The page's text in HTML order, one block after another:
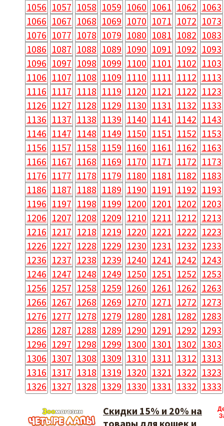
1056 1057 1058 1059 1060 1061 1062 1063
1066 1067 1068 1069 1070 1071 1072 1073
1076 1077 1078 1079 1080 1081 1082 1083
1086 1087 1088 1089 1090 1091 1092 1093
1096 1097 1098 1099 1100 1101 1102 1103
1106 1107 1108 1109 1110 1111 1112 1113
1116 1117 1118 1119 1120 1121 1122 1123
1126 1127 1128 1129 1130 1131 1132 1133
1136 1137 1138 1139 1140 1141 1142 1143
1146 1147 1148 1149 1150 1151 1152 1153
1156 1157 1158 1159 1160 1161 1162 1163
1166 1167 1168 1169 1170 1171 1172 1173
1176 1177 1178 1179 1180 1181 1182 1183
1186 1187 1188 1189 1190 1191 1192 1193
1196 1197 1198 1199 1200 1201 1202 1203
1206 1207 1208 1209 1210 1211 1212 1213
1216 1217 1218 1219 1220 1221 1222 1223
1226 1227 1228 1229 1230 1231 1232 1233
1236 1237 1238 1239 1240 1241 1242 1243
1246 1247 1248 1249 1250 1251 1252 1253
1256 1257 1258 1259 1260 1261 1262 1263
1266 1267 1268 1269 1270 1271 1272 1273
1276 1277 1278 1279 1280 1281 1282 1283
1286 1287 1288 1289 1290 1291 1292 1293
1296 1297 1298 1299 1300 1301 1302 1303
1306 1307 1308 1309 1310 1311 1312 1313
1316 1317 1318 1319 1320 1321 1322 1323
1326 1327 1328 1329 1330 1331 1332 1333
Скидки 15% и 20% на
товары для кошек и